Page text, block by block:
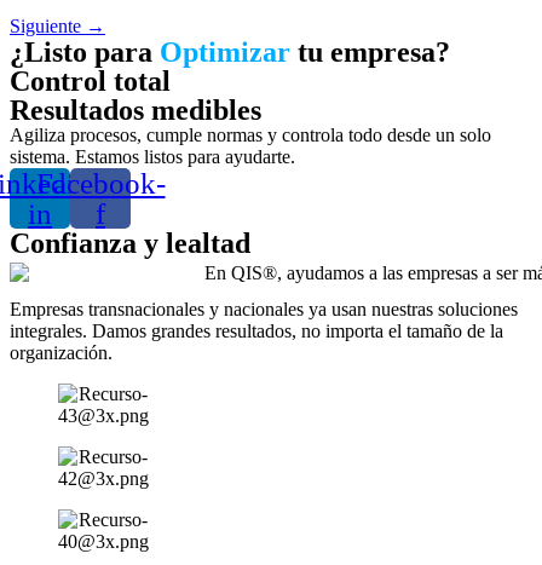
Siguiente →
¿Listo para Optimizar tu empresa?
Control total
Resultados medibles
Agiliza procesos, cumple normas y controla todo desde un solo
sistema. Estamos listos para ayudarte.
in
Facebook-
f
Confianza y lealtad
Empresas transnacionales y nacionales ya usan nuestras soluciones
integrales. Damos grandes resultados, no importa el tamaño de la
organización.